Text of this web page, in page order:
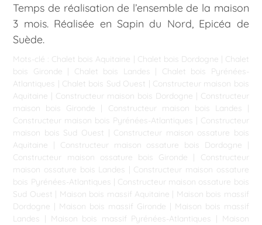
Temps de réalisation de l’ensemble de la maison
3 mois. Réalisée en Sapin du Nord, Epicéa de
Suède.
Mots-clé : Chalet bois Aquitaine | Chalet bois Dordogne | Chalet
bois Gironde | Chalet bois Landes | Chalet bois Pyrénées-
Atlantiques | Chalet bois Sud Ouest | Constructeur maison bois
Aquitaine | Constructeur maison bois Dordogne | Constructeur
maison bois Gironde | Constructeur maison bois Landes |
Constructeur maison bois Pyrénées-Atlantiques | Constructeur
maison bois Sud Ouest | Constructeur maison ossature bois
Aquitaine | Constructeur maison ossature bois Dordogne |
Constructeur maison ossature bois Gironde | Constructeur
maison ossature bois Landes | Constructeur maison ossature
bois Pyrénées-Atlantiques | Constructeur maison ossature bois
Sud Ouest | Maison bois massif Aquitaine | Maison bois massif
Dordogne | Maison bois massif Gironde | Maison bois massif
Landes | Maison bois massif Pyrénées-Atlantiques |
Maison